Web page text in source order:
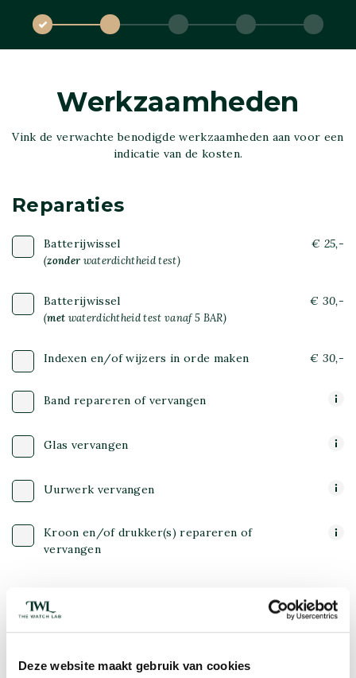
Deze website maakt gebruik van cookies
Werkzaamheden
Vink de verwachte benodigde werkzaamheden aan voor een
indicatie van de kosten.
Reparaties
Batterijwissel
(zonder waterdichtheid test)
€ 25,-
Batterijwissel
(met waterdichtheid test vanaf 5 BAR)
€ 30,-
Indexen en/of wijzers in orde maken € 30,-
Band repareren of vervangen
Glas vervangen
Uurwerk vervangen
Kroon en/of drukker(s) repareren of
vervangen
Omschrijving